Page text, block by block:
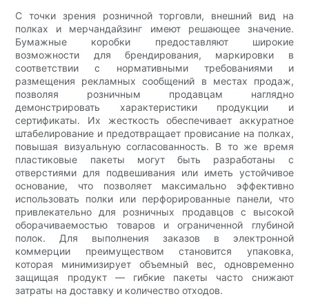
С точки зрения розничной торговли, внешний вид на
полках и мерчандайзинг имеют решающее значение.
Бумажные коробки предоставляют широкие
возможности для брендирования, маркировки в
соответствии с нормативными требованиями и
размещения рекламных сообщений в местах продаж,
позволяя розничным продавцам наглядно
демонстрировать характеристики продукции и
сертификаты. Их жесткость обеспечивает аккуратное
штабелирование и предотвращает провисание на полках,
повышая визуальную согласованность. В то же время
пластиковые пакеты могут быть разработаны с
отверстиями для подвешивания или иметь устойчивое
основание, что позволяет максимально эффективно
использовать полки или перфорированные панели, что
привлекательно для розничных продавцов с высокой
оборачиваемостью товаров и ограниченной глубиной
полок. Для выполнения заказов в электронной
коммерции преимуществом становится упаковка,
которая минимизирует объемный вес, одновременно
защищая продукт — гибкие пакеты часто снижают
затраты на доставку и количество отходов.